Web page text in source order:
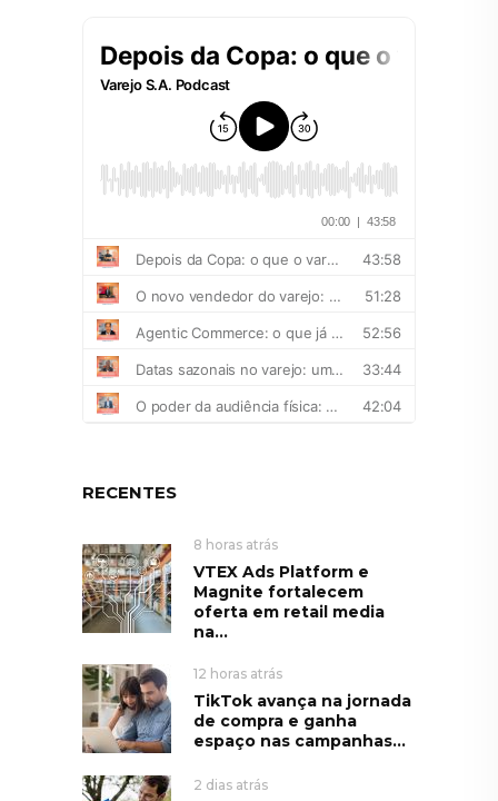
RECENTES
8 horas atrás
VTEX Ads Platform e
Magnite fortalecem
oferta em retail media
na...
12 horas atrás
TikTok avança na jornada
de compra e ganha
espaço nas campanhas...
2 dias atrás